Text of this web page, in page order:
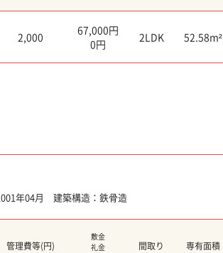
2,000
67,000円
0円
2LDK 52.58m²
年04月 建築構造：鉄骨造
管理費等(円)
敷金
礼金
間取り 専有面積